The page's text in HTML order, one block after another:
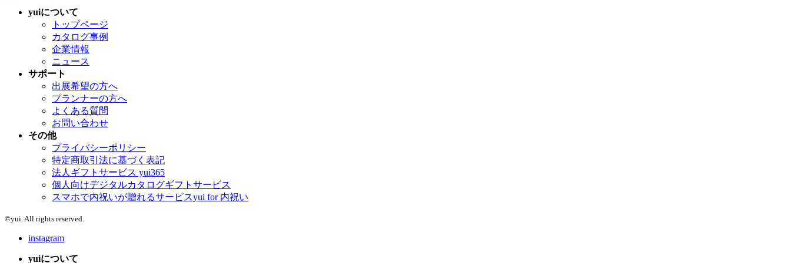
yuiについて
トップページ
カタログ事例
企業情報
ニュース
サポート
出展希望の方へ
プランナーの方へ
よくある質問
お問い合わせ
その他
プライバシーポリシー
特定商取引法に基づく表記
法人ギフトサービス yui365
個人向けデジタルカタログギフトサービス
スマホで内祝いが贈れるサービスyui for 内祝い
©yui. All rights reserved.
instagram
yuiについて